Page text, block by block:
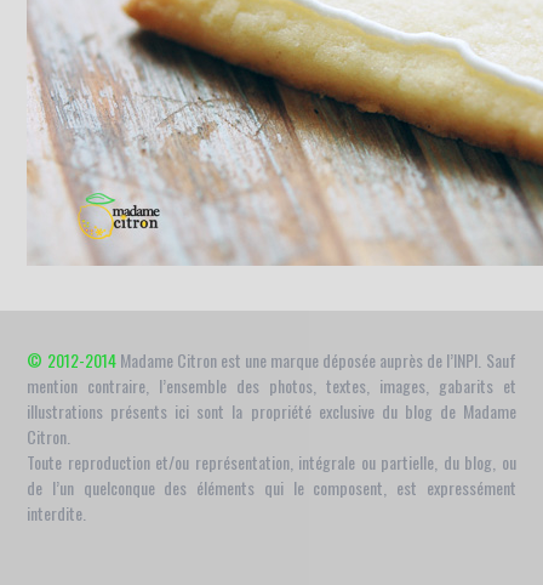
© 2012-2014Madame Citron est une marque déposée auprès de l’INPI. Sauf
mention contraire, l’ensemble des photos, textes, images, gabarits et
illustrations présents ici sont la propriété exclusive du blog de Madame
Citron.
Toute reproduction et/ou représentation, intégrale ou partielle, du blog, ou
de l’un quelconque des éléments qui le composent, est expressément
interdite.